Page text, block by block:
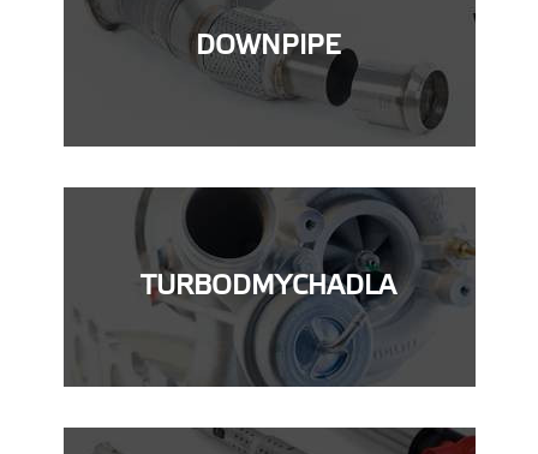
DOWNPIPE
TURBODMYCHADLA